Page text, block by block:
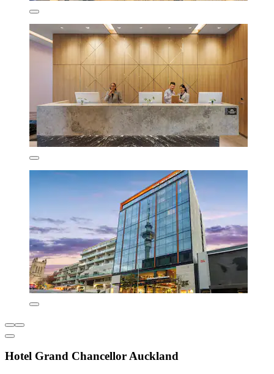
Hotel Grand Chancellor Auckland